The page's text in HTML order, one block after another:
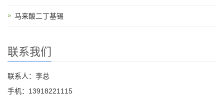
马来酸二丁基锡
联系我们
联系人：李总
手机：13918221115